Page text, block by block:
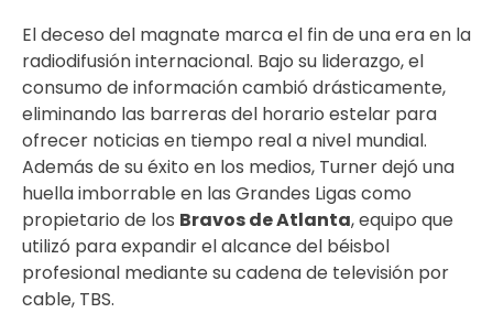
El deceso del magnate marca el fin de una era en la
radiodifusión internacional. Bajo su liderazgo, el
consumo de información cambió drásticamente,
eliminando las barreras del horario estelar para
ofrecer noticias en tiempo real a nivel mundial.
Además de su éxito en los medios, Turner dejó una
huella imborrable en las Grandes Ligas como
propietario de los Bravos de Atlanta, equipo que
utilizó para expandir el alcance del béisbol
profesional mediante su cadena de televisión por
cable, TBS.